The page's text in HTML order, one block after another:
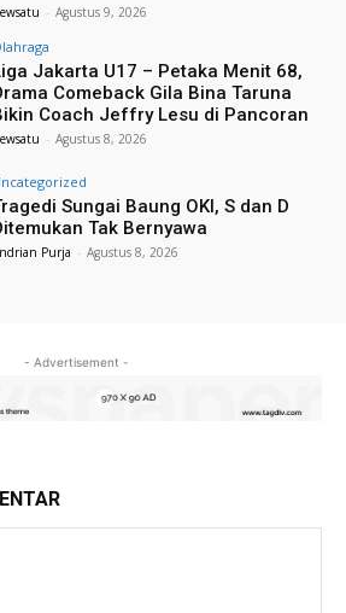
- Agustus 9, 2026
Jakarta U17 – Petaka Menit 68,
Comeback Gila Bina Taruna
Coach Jeffry Lesu di Pancoran
- Agustus 8, 2026
Sungai Baung OKI, S dan D
Tak Bernyawa
Purja - Agustus 8, 2026
- Advertisement -